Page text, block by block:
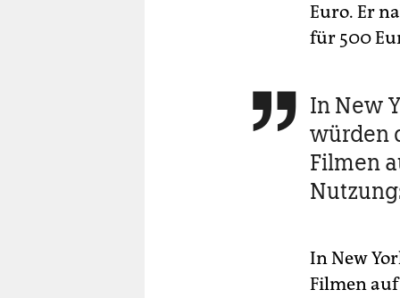
Euro. Er
für 500
 In New
würden
Filmen
In New
Filmen